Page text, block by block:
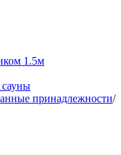
1.5м
сауны
принадлежности/